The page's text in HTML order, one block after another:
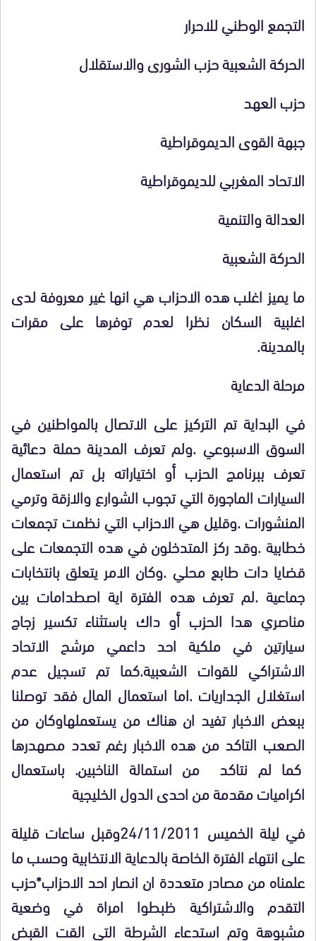
التجمع الوطني للاحرار
الحركة الشعبية حزب الشورى والاستقلال
حزب العهد
جبهة القوى الديموقراطية
الاتحاد المغربي للديموقراطية
العدالة والتنمية
الحركة الشعبية
ما يميز اغلب هده الاحزاب هي انها غير معروفة لدى
اغلبية السكان نظرا لعدم توفرها على مقرات
بالمدينة.
مرحلة الدعاية
في البداية تم التركيز على الاتصال بالمواطنين في
السوق الاسبوعي .ولم تعرف المدينة حملة دعائية
تعرف ببرنامج الحزب أو اختياراته بل تم استعمال
السيارات الماجورة التي تجوب الشوارع والازقة وترمي
المنشورات .وقليل هي الاحزاب التي نظمت تجمعات
خطابية .وقد ركز المتدخلون في هده التجمعات على
قضايا دات طابع محلي .وكان الامر يتعلق بانتخابات
جماعية .لم تعرف هده الفترة اية اصطدامات بين
مناصري هدا الحزب أو داك باستثناء تكسير زجاج
سيارتين في ملكية احد داعمي مرشح الاتحاد
الاشتراكي للقوات الشعبية.كما تم تسجيل عدم
استغلال الجداريات .اما استعمال المال فقد توصلنا
ببعض الاخبار تفيد ان هناك من يستعملهاوكان من
الصعب التاكد من هده الاخبار رغم تعدد مصهدرها
كما لم نتاكد من استمالة الناخبين. باستعمال
اكراميات مقدمة من احدى الدول الخليجية
في ليلة الخميس 24/11/2011وقبل ساعات قليلة
على انتهاء الفترة الخاصة بالدعاية الانتخابية وحسب ما
علمناه من مصادر متعددة ان انصار احد الاحزاب*حزب
التقدم والاشتراكية ظبطوا امراة في وضعية
مشبوهة وتم استدعاء الشرطة التى القت القبض